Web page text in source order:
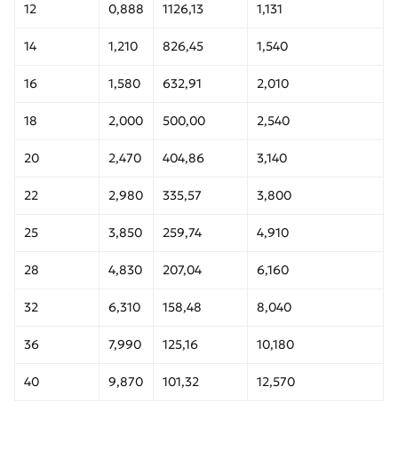
12 0,888 1126,13 1,131
14 1,210 826,45 1,540
16 1,580 632,91 2,010
18 2,000 500,00 2,540
20 2,470 404,86 3,140
22 2,980 335,57 3,800
25 3,850 259,74 4,910
28 4,830 207,04 6,160
32 6,310 158,48 8,040
36 7,990 125,16 10,180
40 9,870 101,32 12,570